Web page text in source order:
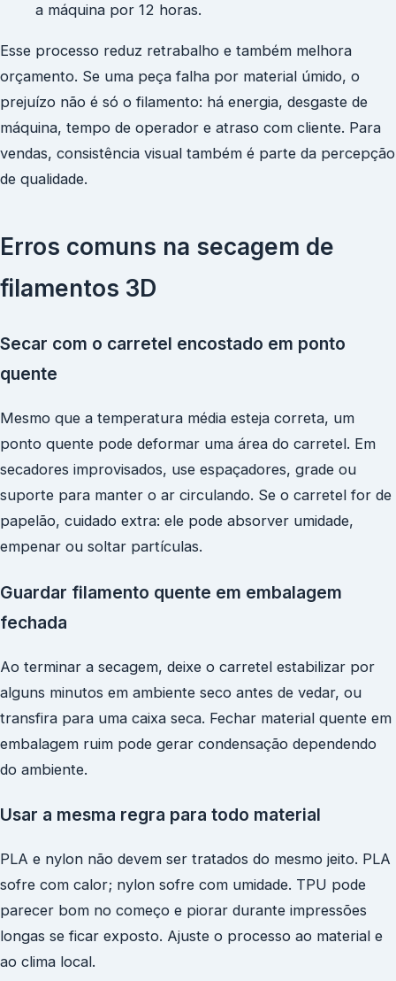
a máquina por 12 horas.
Esse processo reduz retrabalho e também melhora
orçamento. Se uma peça falha por material úmido, o
prejuízo não é só o filamento: há energia, desgaste de
máquina, tempo de operador e atraso com cliente. Para
vendas, consistência visual também é parte da percepção
de qualidade.
Erros comuns na secagem de
filamentos 3D
Secar com o carretel encostado em ponto
quente
Mesmo que a temperatura média esteja correta, um
ponto quente pode deformar uma área do carretel. Em
secadores improvisados, use espaçadores, grade ou
suporte para manter o ar circulando. Se o carretel for de
papelão, cuidado extra: ele pode absorver umidade,
empenar ou soltar partículas.
Guardar filamento quente em embalagem
fechada
Ao terminar a secagem, deixe o carretel estabilizar por
alguns minutos em ambiente seco antes de vedar, ou
transfira para uma caixa seca. Fechar material quente em
embalagem ruim pode gerar condensação dependendo
do ambiente.
Usar a mesma regra para todo material
PLA e nylon não devem ser tratados do mesmo jeito. PLA
sofre com calor; nylon sofre com umidade. TPU pode
parecer bom no começo e piorar durante impressões
longas se ficar exposto. Ajuste o processo ao material e
ao clima local.